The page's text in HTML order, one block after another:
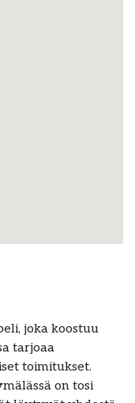
joka koostuu
tarjoaa
toimitukset.
on tosi